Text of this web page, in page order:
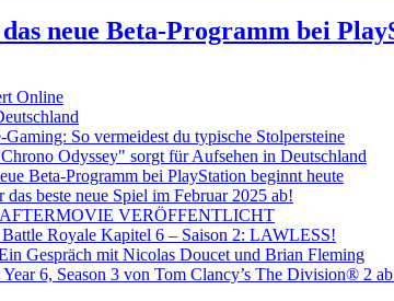
neue Beta-Programm bei
Online
So vermeidest du typische Stolpersteine
Odyssey" sorgt für Aufsehen in Deutschland
Beta-Programm bei PlayStation beginnt heute
beste neue Spiel im Februar 2025 ab!
VERÖFFENTLICHT
Royale Kapitel 6 – Saison 2: LAWLESS!
Gespräch mit Nicolas Doucet und Brian Fleming
6, Season 3 von Tom Clancy’s The Division® 2